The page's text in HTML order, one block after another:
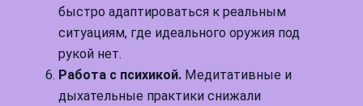
быстро адаптироваться к реальным
ситуациям, где идеального оружия под
рукой нет.
Работа с психикой. Медитативные и
дыхательные практики снижали